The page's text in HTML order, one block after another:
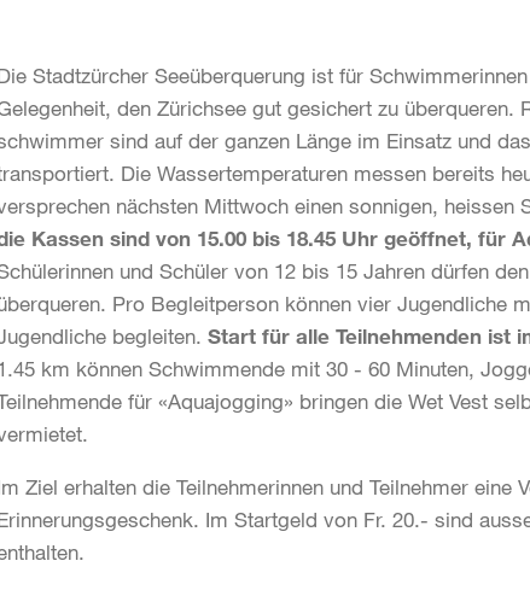
Stadtzürcher Seeüberquerung ist für
den Zürichsee gut gesichert zu überqueren.
sind auf der ganzen Länge im Einsatz und
Die Wassertemperaturen messen bereits
nächsten Mittwoch einen sonnigen,
Kassen sind von 15.00 bis 18.45 Uhr geöffnet, für
und Schüler von 12 bis 15 Jahren dürfen
Pro Begleitperson können vier Jugendliche
begleiten.Start für alle Teilnehmenden ist
km können Schwimmende mit 30 - 60 Minuten,
für «Aquajogging» bringen die Wet Vest
Ziel erhalten die Teilnehmerinnen und Teilnehmer eine
Im Startgeld von Fr. 20.- sind